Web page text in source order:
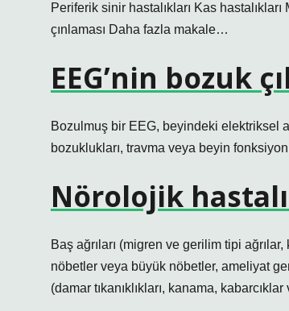
Periferik sinir hastalıkları Kas
çınlaması Daha fazla makale…
EEG’nin bozuk
Bozulmuş bir EEG, beyindeki elektriksel
bozuklukları, travma veya beyin
Nörolojik
Baş ağrıları (migren ve gerilim tipi
nöbetler veya büyük nöbetler, ameliyat
(damar tıkanıklıkları, kanama,